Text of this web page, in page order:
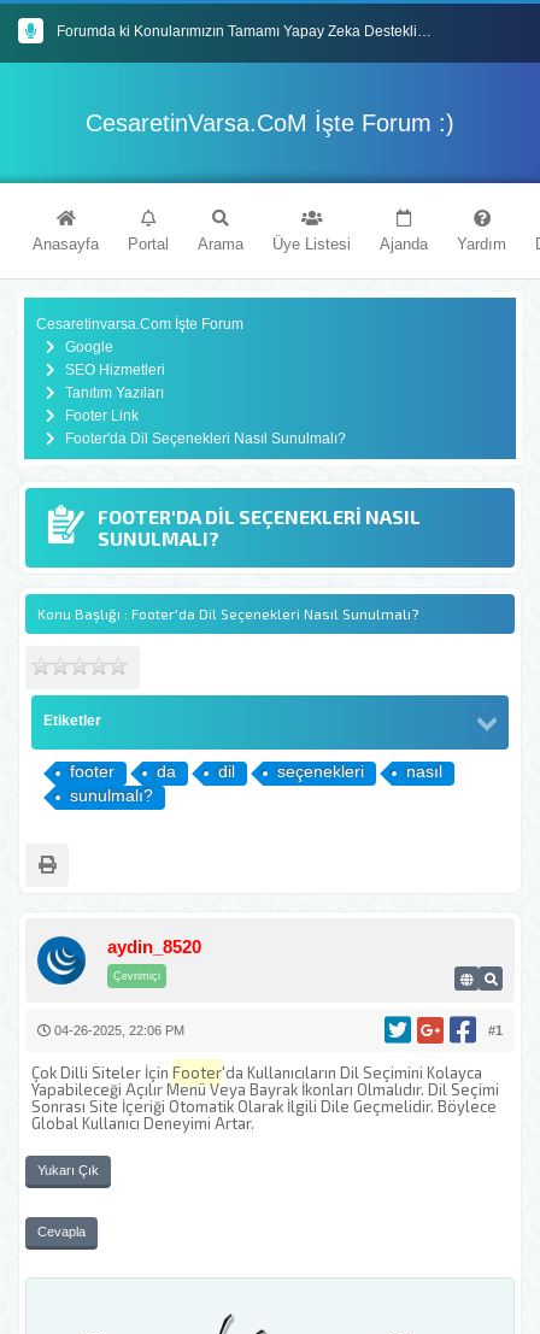
Forumda ki Konularımızın Tamamı Yapay Zeka Destekli En Güncel İçeriklerle Donatılmıştır
Cesaretinvarsa.Com Forum Sitemize Hoşgeldiniz
CesaretinVarsa.CoM İşte Forum :)
Anasayfa Portal Arama Üye Listesi Ajanda Yardım
Cesaretinvarsa.Com İşte Forum
Google
SEO Hizmetleri
Tanıtım Yazıları
Footer Link
Footer'da Dil Seçenekleri Nasıl Sunulmalı?
FOOTER'DA DIL SEÇENEKLERI NASIL
SUNULMALI?
Konu Başlığı : Footer'da Dil Seçenekleri Nasıl Sunulmalı?
Etiketler
footer da dil seçenekleri
nasıl
sunulmalı?
Çevrimiçi
aydin_8520
#1
04-26-2025, 22:06 PM
Çok Dilli Siteler İçin Footer'da Kullanıcıların Dil Seçimini Kolayca
Yapabileceği Açılır Menü Veya Bayrak İkonları Olmalıdır. Dil Seçimi
Sonrası Site İçeriği Otomatik Olarak İlgili Dile Geçmelidir. Böylece
Global Kullanıcı Deneyimi Artar.
Yukarı Çık
Cevapla